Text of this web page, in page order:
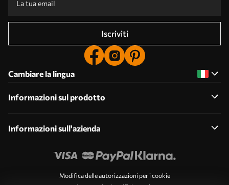
Iscriviti
Cambiare la lingua
Informazioni sul prodotto
Informazioni sull'azienda
Modifica delle autorizzazioni per i cookie